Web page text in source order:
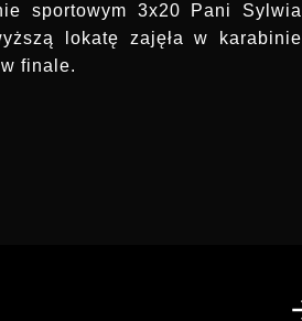
sportowym 3x20 Pani Sylwia
lokatę zajęła w karabinie
finale.